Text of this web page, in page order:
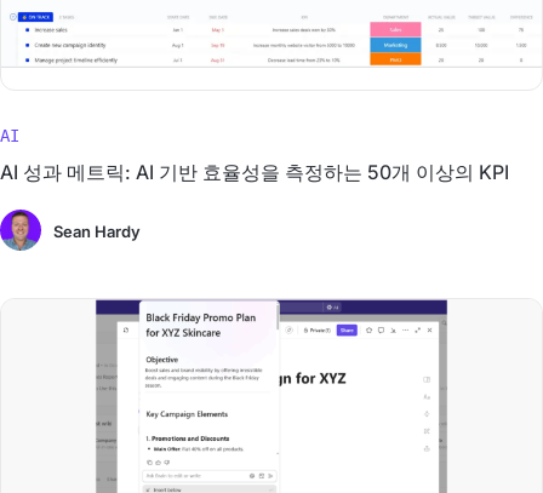
AI
AI 성과 메트릭: AI 기반 효율성을 측정하는 50개 이상의 KPI
Sean Hardy